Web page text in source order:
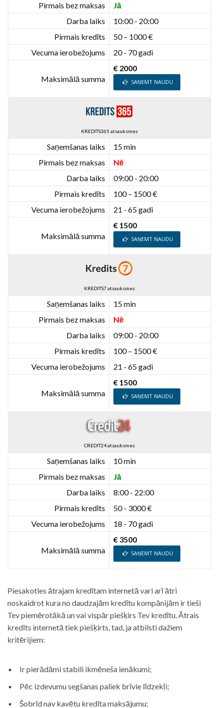
Pirmais bez maksas
Jā
Darba laiks
10:00 - 20:00
Pirmais kredīts
50 – 1000 €
Vecuma ierobežojums
20 - 70 gadi
Maksimālā summa
€ 2000
SAŅEMT NAUDU
KREDITS365 atsauksmes
Saņemšanas laiks
15 min
Pirmais bez maksas
Nē
Darba laiks
09:00 - 20:00
Pirmais kredīts
100 – 1500 €
Vecuma ierobežojums
21 - 65 gadi
Maksimālā summa
€ 1500
SAŅEMT NAUDU
KREDITS7 atsauksmes
Saņemšanas laiks
15 min
Pirmais bez maksas
Nē
Darba laiks
09:00 - 20:00
Pirmais kredīts
100 – 1500 €
Vecuma ierobežojums
21 - 65 gadi
Maksimālā summa
€ 1500
SAŅEMT NAUDU
CREDIT24 atsauksmes
Saņemšanas laiks
10 min
Pirmais bez maksas
Jā
Darba laiks
8:00 - 22:00
Pirmais kredīts
50 - 3000 €
Vecuma ierobežojums
18 - 70 gadi
Maksimālā summa
€ 3500
SAŅEMT NAUDU
Piesakoties ātrajam kredītam internetā vari arī ātri
noskaidrot kura no daudzajām kredītu kompānijām ir tieši
Tev piemērotākā un vai vispār piešķirs Tev kredītu. Ātrais
kredīts internetā tiek piešķirts, tad, ja atbilsti dažiem
kritērijiem:
Ir pierādāmi stabili ikmēneša ienākumi;
Pēc izdevumu segšanas paliek brīvie līdzekļi;
Šobrīd nav kavētu kredīta maksājumu;